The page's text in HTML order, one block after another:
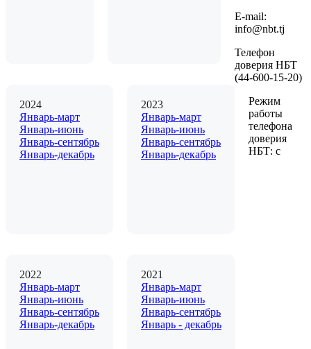
2024
Январь-март
Январь-июнь
Январь-сентябрь
Январь-декабрь
2023
Январь-март
Январь-июнь
Январь-сентябрь
Январь-декабрь
2022
Январь-март
Январь-июнь
Январь-сентябрь
Январь-декабрь
2021
Январь-март
Январь-июнь
Январь-сентябрь
Январь - декабрь
Е-mail:
info@nbt.tj
Телефон
доверия НБТ
(44-600-15-20)
Режим
работы
телефона
доверия
НБТ: с